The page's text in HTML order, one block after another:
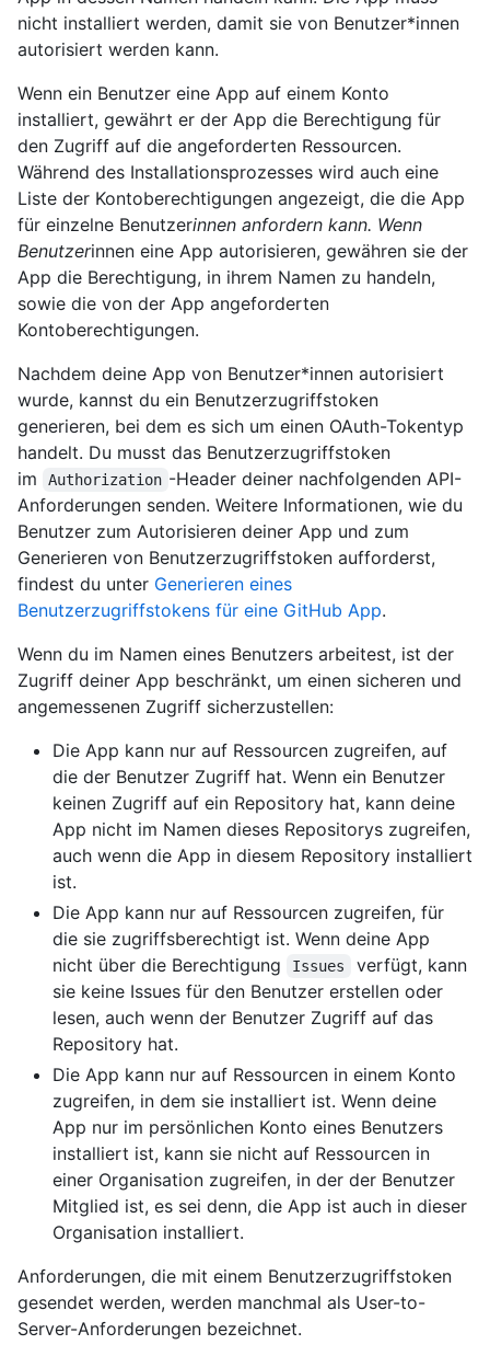
nicht installiert werden, damit sie von Benutzer*innen
autorisiert werden kann.
Wenn ein Benutzer eine App auf einem Konto
installiert, gewährt er der App die Berechtigung für
den Zugriff auf die angeforderten Ressourcen.
Während des Installationsprozesses wird auch eine
Liste der Kontoberechtigungen angezeigt, die die App
für einzelne Benutzerinnen anfordern kann. Wenn
Benutzerinnen eine App autorisieren, gewähren sie der
App die Berechtigung, in ihrem Namen zu handeln,
sowie die von der App angeforderten
Kontoberechtigungen.
Nachdem deine App von Benutzer*innen autorisiert
wurde, kannst du ein Benutzerzugriffstoken
generieren, bei dem es sich um einen OAuth-Tokentyp
handelt. Du musst das Benutzerzugriffstoken
im
Authorization -Header deiner nachfolgenden API-
Anforderungen senden. Weitere Informationen, wie du
Benutzer zum Autorisieren deiner App und zum
Generieren von Benutzerzugriffstoken aufforderst,
findest du unter Generieren eines
Benutzerzugriffstokens für eine GitHub App.
Wenn du im Namen eines Benutzers arbeitest, ist der
Zugriff deiner App beschränkt, um einen sicheren und
angemessenen Zugriff sicherzustellen:
Die App kann nur auf Ressourcen zugreifen, auf
die der Benutzer Zugriff hat. Wenn ein Benutzer
keinen Zugriff auf ein Repository hat, kann deine
App nicht im Namen dieses Repositorys zugreifen,
auch wenn die App in diesem Repository installiert
ist.
Die App kann nur auf Ressourcen zugreifen, für
die sie zugriffsberechtigt ist. Wenn deine App
nicht über die Berechtigung
Issues
verfügt, kann
sie keine Issues für den Benutzer erstellen oder
lesen, auch wenn der Benutzer Zugriff auf das
Repository hat.
Die App kann nur auf Ressourcen in einem Konto
zugreifen, in dem sie installiert ist. Wenn deine
App nur im persönlichen Konto eines Benutzers
installiert ist, kann sie nicht auf Ressourcen in
einer Organisation zugreifen, in der der Benutzer
Mitglied ist, es sei denn, die App ist auch in dieser
Organisation installiert.
Anforderungen, die mit einem Benutzerzugriffstoken
gesendet werden, werden manchmal als User-to-
Server-Anforderungen bezeichnet.